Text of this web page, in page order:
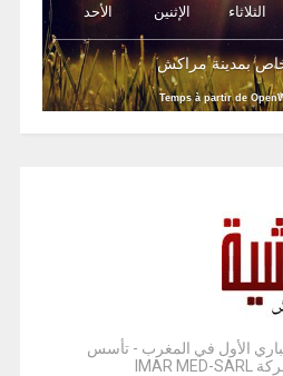
الأحد الإثنين الثلاثاء
بمدينة مراكش
Temps à partir de
الأول في المغرب - تأسس